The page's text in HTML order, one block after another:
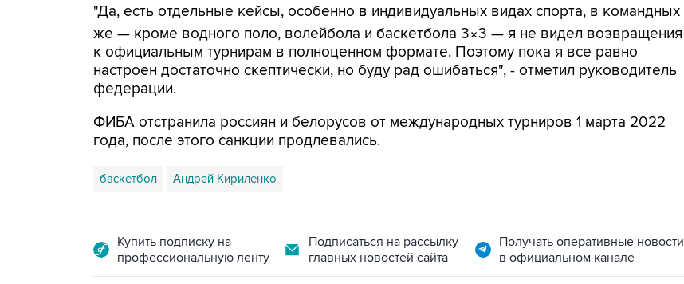
"Да, есть отдельные кейсы, особенно в индивидуальных видах спорта, в командных
же — кроме водного поло, волейбола и баскетбола 3×3 — я не видел возвращения
к официальным турнирам в полноценном формате. Поэтому пока я все равно
настроен достаточно скептически, но буду рад ошибаться", - отметил руководитель
федерации.
ФИБА отстранила россиян и белорусов от международных турниров 1 марта 2022
года, после этого санкции продлевались.
баскетбол Андрей Кириленко
Купить подписку на
профессиональную ленту
Подписаться на рассылку
главных новостей сайта
Получать оперативные новости
в официальном канале